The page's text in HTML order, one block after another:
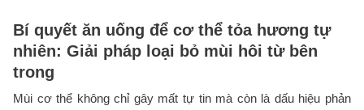
Bí quyết ăn uống để cơ thể tỏa hương tự
nhiên: Giải pháp loại bỏ mùi hôi từ bên
trong
Mùi cơ thể không chỉ gây mất tự tin mà còn là dấu hiệu phản